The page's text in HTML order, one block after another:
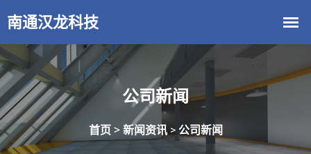
公司新闻
首页 > 新闻资讯> 公司新闻